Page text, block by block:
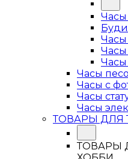
Часы
Часы
Часы
Часы
Часы с
Часы
Часы
ТОВАРЫ ДЛЯ
ТОВАРЫ